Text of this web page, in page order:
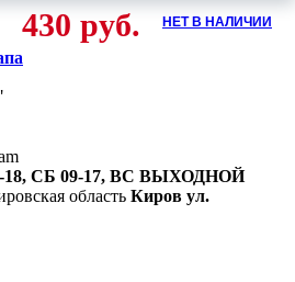
, СБ 09-17, ВС ВЫХОДНОЙ
область Киров ул.
430 руб. НЕТ В НАЛИЧИИ